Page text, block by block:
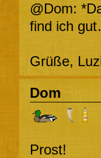
@Dom:
find ich
Grüße,
Dom
Prost!